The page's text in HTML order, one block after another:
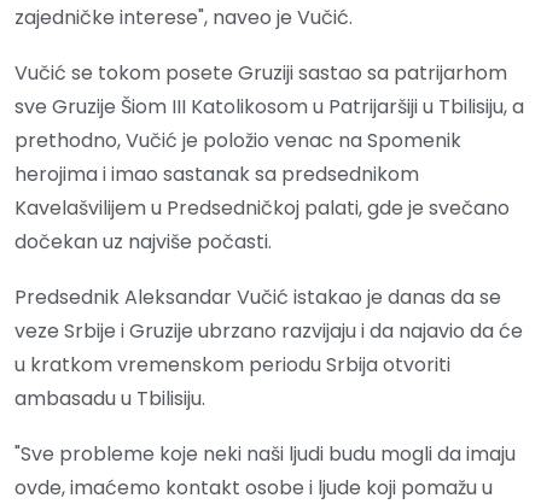
zajedničke interese", naveo je Vučić.
Vučić se tokom posete Gruziji sastao sa patrijarhom
sve Gruzije Šiom III Katolikosom u Patrijaršiji u Tbilisiju, a
prethodno, Vučić je položio venac na Spomenik
herojima i imao sastanak sa predsednikom
Kavelašvilijem u Predsedničkoj palati, gde je svečano
dočekan uz najviše počasti.
Predsednik Aleksandar Vučić istakao je danas da se
veze Srbije i Gruzije ubrzano razvijaju i da najavio da će
u kratkom vremenskom periodu Srbija otvoriti
ambasadu u Tbilisiju.
"Sve probleme koje neki naši ljudi budu mogli da imaju
ovde, imaćemo kontakt osobe i ljude koji pomažu u